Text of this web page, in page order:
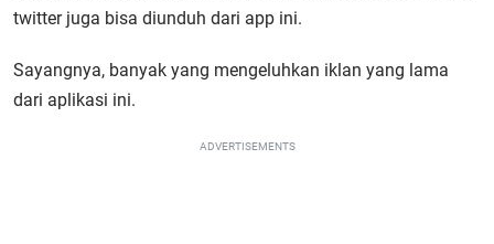
twitter juga bisa diunduh dari app ini.
Sayangnya, banyak yang mengeluhkan iklan yang lama
dari aplikasi ini.
ADVERTISEMENTS